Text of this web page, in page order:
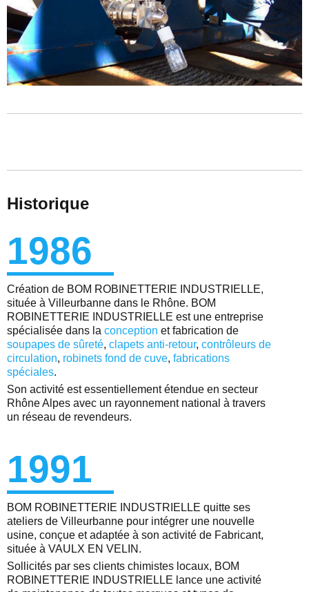
Historique
1986
Création de BOM ROBINETTERIE INDUSTRIELLE,
située à Villeurbanne dans le Rhône. BOM
ROBINETTERIE INDUSTRIELLE est une entreprise
spécialisée dans la conception et fabrication de
soupapes de sûreté, clapets anti-retour, contrôleurs de
circulation, robinets fond de cuve, fabrications
spéciales.
Son activité est essentiellement étendue en secteur
Rhône Alpes avec un rayonnement national à travers
un réseau de revendeurs.
1991
BOM ROBINETTERIE INDUSTRIELLE quitte ses
ateliers de Villeurbanne pour intégrer une nouvelle
usine, conçue et adaptée à son activité de Fabricant,
située à VAULX EN VELIN.
Sollicités par ses clients chimistes locaux, BOM
ROBINETTERIE INDUSTRIELLE lance une activité